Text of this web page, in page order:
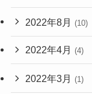
2022年8月 (10)
2022年4月 (4)
2022年3月 (1)